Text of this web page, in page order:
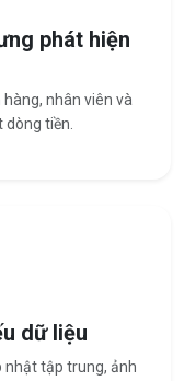
phát hiện
nhân viên và
tiền.
dữ liệu
nhật tập trung, ảnh